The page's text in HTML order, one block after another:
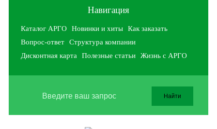
Навигация
Каталог АРГО Новинки и хиты
Как заказать
Вопрос-ответ
Структура компании
Дисконтная карта
Полезные статьи Жизнь с АРГО